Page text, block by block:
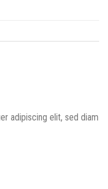
adipiscing elit, sed diam